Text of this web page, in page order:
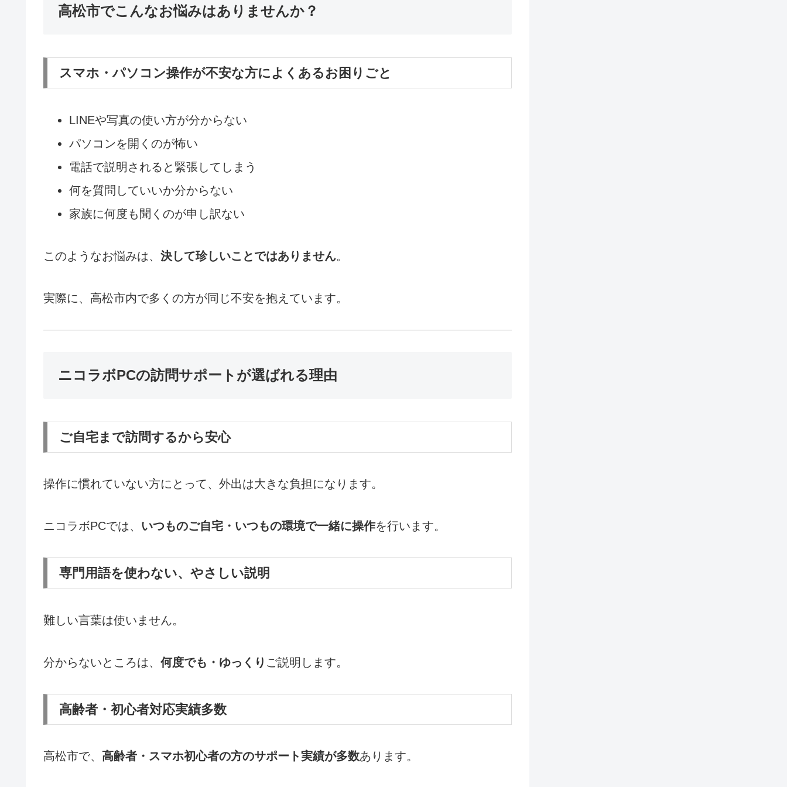
高松市でこんなお悩みはありませんか？
スマホ・パソコン操作が不安な方によくあるお困りごと
LINEや写真の使い方が分からない
パソコンを開くのが怖い
電話で説明されると緊張してしまう
何を質問していいか分からない
家族に何度も聞くのが申し訳ない
このようなお悩みは、 決して珍しいことではありません。
実際に、高松市内で多くの方が同じ不安を抱えています。
ニコラボPCの訪問サポートが選ばれる理由
ご自宅まで訪問するから安心
操作に慣れていない方にとって、外出は大きな負担になります。
ニコラボPCでは、 いつものご自宅・いつもの環境で一緒に操作を行います。
専門用語を使わない、やさしい説明
難しい言葉は使いません。
分からないところは、 何度でも・ゆっくり ご説明します。
高齢者・初心者対応実績多数
高松市で、 高齢者・スマホ初心者の方のサポート実績が多数あります。